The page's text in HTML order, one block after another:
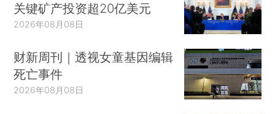
关键矿产投资超20亿美元
2026年08月08日
财新周刊｜透视女童基因编辑
死亡事件
2026年08月08日